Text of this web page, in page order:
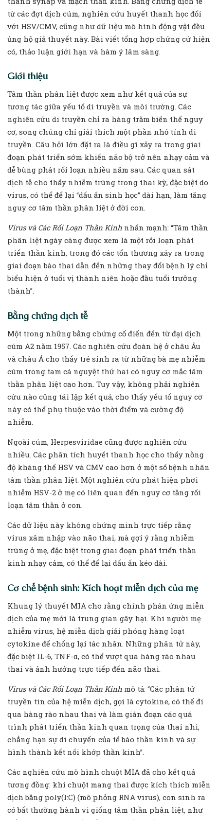
từ các đợt dịch cúm, nghiên cứu huyết thanh học đối
với HSV/CMV, cũng như dữ liệu mô hình động vật đều
ủng hộ giả thuyết này. Bài viết tổng hợp chứng cứ hiện
có, thảo luận giới hạn và hàm ý lâm sàng.
Giới thiệu
Tâm thần phân liệt được xem như kết quả của sự
tương tác giữa yếu tố di truyền và môi trường. Các
nghiên cứu di truyền chỉ ra hàng trăm biến thể nguy
cơ, song chúng chỉ giải thích một phần nhỏ tính di
truyền. Câu hỏi lớn đặt ra là điều gì xảy ra trong giai
đoạn phát triển sớm khiến não bộ trở nên nhạy cảm và
dễ bùng phát rối loạn nhiều năm sau. Các quan sát
dịch tễ cho thấy nhiễm trùng trong thai kỳ, đặc biệt do
virus, có thể để lại “dấu ấn sinh học” dài hạn, làm tăng
nguy cơ tâm thần phân liệt ở đời con.
Virus và Các Rối Loạn Thần Kinh nhấn mạnh: “Tâm thần
phân liệt ngày càng được xem là một rối loạn phát
triển thần kinh, trong đó các tổn thương xảy ra trong
giai đoạn bào thai dẫn đến những thay đổi bệnh lý chỉ
biểu hiện ở tuổi vị thành niên hoặc đầu tuổi trưởng
thành”.
Bằng chứng dịch tễ
Một trong những bằng chứng cổ điển đến từ đại dịch
cúm A2 năm 1957. Các nghiên cứu đoàn hệ ở châu Âu
và châu Á cho thấy trẻ sinh ra từ những bà mẹ nhiễm
cúm trong tam cá nguyệt thứ hai có nguy cơ mắc tâm
thần phân liệt cao hơn. Tuy vậy, không phải nghiên
cứu nào cũng tái lập kết quả, cho thấy yếu tố nguy cơ
này có thể phụ thuộc vào thời điểm và cường độ
nhiễm.
Ngoài cúm, Herpesviridae cũng được nghiên cứu
nhiều. Các phân tích huyết thanh học cho thấy nồng
độ kháng thể HSV và CMV cao hơn ở một số bệnh nhân
tâm thần phân liệt. Một nghiên cứu phát hiện phơi
nhiễm HSV-2 ở mẹ có liên quan đến nguy cơ tăng rối
loạn tâm thần ở con.
Các dữ liệu này không chứng minh trực tiếp rằng
virus xâm nhập vào não thai, mà gợi ý rằng nhiễm
trùng ở mẹ, đặc biệt trong giai đoạn phát triển thần
kinh nhạy cảm, có thể để lại dấu ấn kéo dài.
Cơ chế bệnh sinh: Kích hoạt miễn dịch của mẹ
Khung lý thuyết MIA cho rằng chính phản ứng miễn
dịch của mẹ mới là trung gian gây hại. Khi người mẹ
nhiễm virus, hệ miễn dịch giải phóng hàng loạt
cytokine để chống lại tác nhân. Những phân tử này,
đặc biệt IL-6, TNF-α, có thể vượt qua hàng rào nhau
thai và ảnh hưởng trực tiếp đến não thai.
Virus và Các Rối Loạn Thần Kinh mô tả: “Các phân tử
truyền tin của hệ miễn dịch, gọi là cytokine, có thể đi
qua hàng rào nhau thai và làm gián đoạn các quá
trình phát triển thần kinh quan trọng của thai nhi,
chẳng hạn sự di chuyển của tế bào thần kinh và sự
hình thành kết nối khớp thần kinh”.
Các nghiên cứu mô hình chuột MIA đã cho kết quả
tương đồng: khi chuột mang thai được kích thích miễn
dịch bằng poly(I:C) (mô phỏng RNA virus), con sinh ra
có bất thường hành vi giống tâm thần phân liệt, như